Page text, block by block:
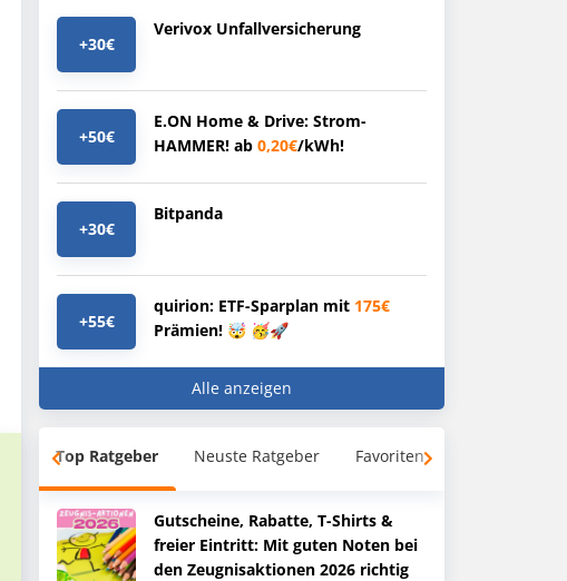
+30€
Verivox Unfallversicherung
+50€
E.ON Home & Drive: Strom-
HAMMER! ab 0,20€/kWh!
+30€
Bitpanda
+55€
quirion: ETF-Sparplan mit 175€
Prämien! 🤯 🥳🚀
Alle anzeigen
Top Ratgeber Neuste Ratgeber Favoriten
Gutscheine, Rabatte, T-Shirts &
freier Eintritt: Mit guten Noten bei
den Zeugnisaktionen 2026 richtig